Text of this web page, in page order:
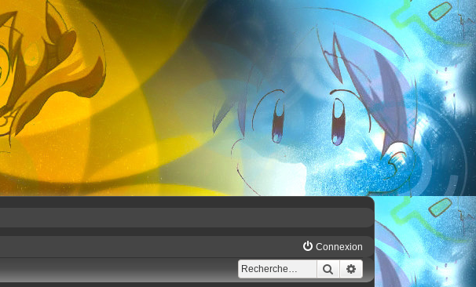
Connexion
RechercherRecherche avancée